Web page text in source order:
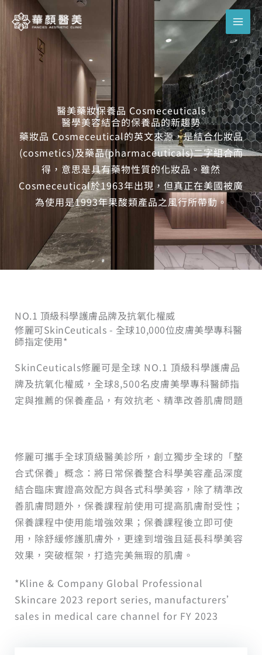
跳
醫美藥妝保養品 Cosmeceuticals
醫學美容結合的保養品的新趨勢
藥妝品 Cosmeceutical的英文來源，是結合化妝品
(cosmetics)及藥品(pharmaceuticals)二字組合而
得，意思是具有藥物性質的化妝品。雖然
Cosmeceutical於1963年出現，但真正在美國被廣
為使用是1993年果酸類產品之風行所帶動。
NO.1 頂級科學護膚品牌及抗氧化權威
修麗可SkinCeuticals - 全球10,000位皮膚美學專科醫
師指定使用*
SkinCeuticals修麗可是全球 NO.1 頂級科學護膚品
牌及抗氧化權威，全球8,500名皮膚美學專科醫師指
定與推薦的保養產品，有效抗老、精準改善肌膚問題
修麗可攜手全球頂級醫美診所，創立獨步全球的「整
合式保養」概念：將日常保養整合科學美容產品深度
結合臨床實證高效配方與各式科學美容，除了精準改
善肌膚問題外，保養課程前使用可提高肌膚耐受性；
保養課程中使用能增強效果；保養課程後立即可使
用，除舒緩修護肌膚外，更達到增強且延長科學美容
效果，突破框架，打造完美無瑕的肌膚。
*Kline & Company Global Professional
Skincare 2023 report series, manufacturers’
sales in medical care channel for FY 2023